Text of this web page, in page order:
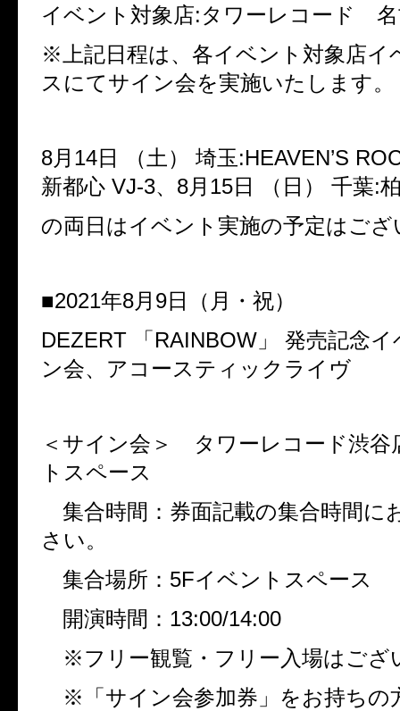
イベント対象店:タワーレコード 名
※上記日程は、各イベント対象店イ
スにてサイン会を実施いたします。
8月 14日 （土） 埼玉:HEAVEN’S
新都心 VJ-3、 8月 15日 （日） 千葉:
の両日はイベント実施の予定はご
■2021年8月 9日（月・祝）
DEZERT
「 RAINBOW 」
発売記念イ
ン会、アコースティックライヴ
＜サイン会＞ タワーレコード渋谷
トスペース
集合時間：券面記載の集合時間に
さい。
集合場所： 5Fイベントスペース
開演時間： 13:00/14:00
※フリー観覧・フリー入場はござ
※「サイン会参加券」をお持ちの